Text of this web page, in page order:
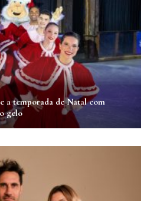
a temporada de Natal com
gelo